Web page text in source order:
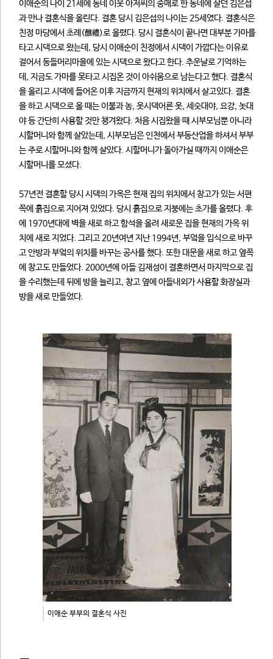
이애순의 나이 21세에 동네 이웃 아저씨의 중매로 한 동네에 살던 김은섭
과 만나 결혼식을 올린다. 결혼 당시 김은섭의 나이는 25세였다. 결혼식은
친정 마당에서 초례(醮禮)로 올렸다. 당시 결혼식이 끝나면 대부분 가마를
타고 시댁으로 왔는데, 당시 이애순이 친정에서 시댁이 가깝다는 이유로
걸어서 동들머리마을에 있는 시댁으로 왔다고 한다. 추운날로 기억하는
데, 지금도 가마를 못타고 시집온 것이 아쉬움으로 남는다고 했다. 결혼식
을 올리고 시댁에 들어온 이후 지금까지 현재의 위치에서 살고있다. 결혼
을 하고 시댁으로 올 때는 이불과 농, 옷시댁어른 옷, 세숫대야, 요강, 놋대
야 등 간단히 사용할 것만 챙겨왔다. 처음 시집왔을 때 시부모님뿐 아니라
시할머니와 함께 살았는데, 시부모님은 인천에서 부동산업을 하셔서 부부
는 주로 시할머니와 함께 살았다. 시할머니가 돌아가실 때까지 이애순은
시할머니를 모셨다.
57년전 결혼할 당시 시댁의 가옥은 현재 집의 위치에서 창고가 있는 서편
쪽에 흙집으로 지어져 있었다. 당시 흙집으로 지붕에는 초가를 올렸다. 후
에 1970년대에 벽을 새로 하고 함석을 올려 새로운 집을 현재의 가옥 위
치에 새로 지었다. 그리고 20년여년 지난 1994년, 부엌을 입식으로 바꾸
고 안방과 부엌의 위치를 바꾸는 공사를 했다. 또한 대문을 새로 하고 옆쪽
에 창고도 만들었다. 2000년에 아들 김재성이 결혼하면서 마지막으로 집
을 수리했는데 뒤에 방을 늘리고, 창고 옆에 아들내외가 사용할 화장실과
방을 새로 만들었다.
이애순 부부의 결혼식 사진